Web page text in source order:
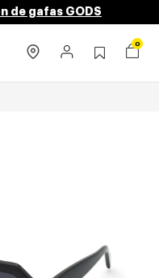
de gafas GODS
0